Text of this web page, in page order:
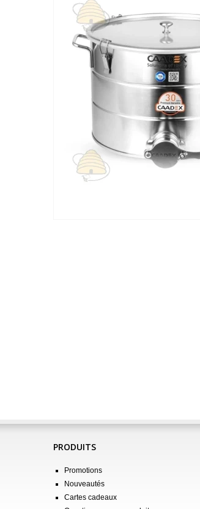
PRODUITS
Promotions
Nouveautés
Cartes cadeaux